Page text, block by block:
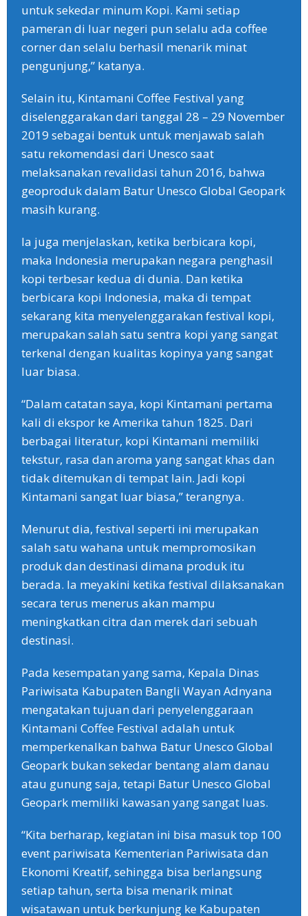
untuk sekedar minum Kopi. Kami setiap
pameran di luar negeri pun selalu ada coffee
corner dan selalu berhasil menarik minat
pengunjung,” katanya.
Selain itu, Kintamani Coffee Festival yang
diselenggarakan dari tanggal 28 – 29 November
2019 sebagai bentuk untuk menjawab salah
satu rekomendasi dari Unesco saat
melaksanakan revalidasi tahun 2016, bahwa
geoproduk dalam Batur Unesco Global Geopark
masih kurang.
Ia juga menjelaskan, ketika berbicara kopi,
maka Indonesia merupakan negara penghasil
kopi terbesar kedua di dunia. Dan ketika
berbicara kopi Indonesia, maka di tempat
sekarang kita menyelenggarakan festival kopi,
merupakan salah satu sentra kopi yang sangat
terkenal dengan kualitas kopinya yang sangat
luar biasa.
“Dalam catatan saya, kopi Kintamani pertama
kali di ekspor ke Amerika tahun 1825. Dari
berbagai literatur, kopi Kintamani memiliki
tekstur, rasa dan aroma yang sangat khas dan
tidak ditemukan di tempat lain. Jadi kopi
Kintamani sangat luar biasa,” terangnya.
Menurut dia, festival seperti ini merupakan
salah satu wahana untuk mempromosikan
produk dan destinasi dimana produk itu
berada. Ia meyakini ketika festival dilaksanakan
secara terus menerus akan mampu
meningkatkan citra dan merek dari sebuah
destinasi.
Pada kesempatan yang sama, Kepala Dinas
Pariwisata Kabupaten Bangli Wayan Adnyana
mengatakan tujuan dari penyelenggaraan
Kintamani Coffee Festival adalah untuk
memperkenalkan bahwa Batur Unesco Global
Geopark bukan sekedar bentang alam danau
atau gunung saja, tetapi Batur Unesco Global
Geopark memiliki kawasan yang sangat luas.
“Kita berharap, kegiatan ini bisa masuk top 100
event pariwisata Kementerian Pariwisata dan
Ekonomi Kreatif, sehingga bisa berlangsung
setiap tahun, serta bisa menarik minat
wisatawan untuk berkunjung ke Kabupaten